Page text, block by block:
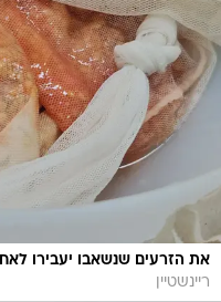
את הזרעים שנשאבו יעבירו
ריינשטיין